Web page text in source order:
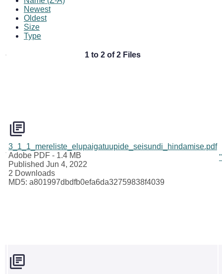
Newest
Oldest
Size
Type
1 to 2 of 2 Files
3_1_1_mereliste_elupaigatuupide_seisundi_hindamise.pdf
Adobe PDF - 1.4 MB
Published Jun 4, 2022
2 Downloads
MD5: a801997dbdfb0efa6da32759838f4039